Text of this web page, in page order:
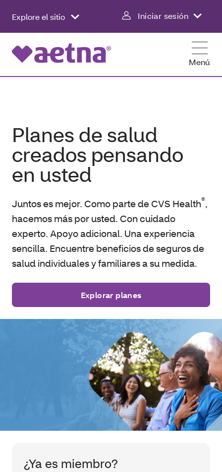
Explore el sitio Iniciar sesión
Menú
Planes de salud
creados pensando
en usted
Juntos es mejor. Como parte de CVS Health®,
hacemos más por usted. Con cuidado
experto. Apoyo adicional. Una experiencia
sencilla. Encuentre beneficios de seguros de
salud individuales y familiares a su medida.
Explorar planes
¿Ya es miembro?